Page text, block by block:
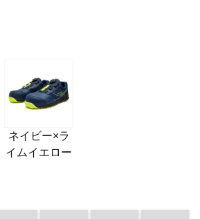
ネイビー×ラ
イムイエロー